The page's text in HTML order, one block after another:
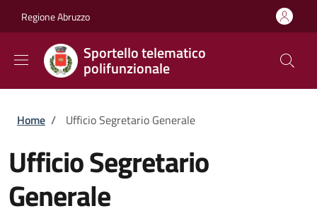
Regione Abruzzo
Sportello telematico
polifunzionale
Briciole di pane
Home / Ufficio Segretario Generale
Ufficio Segretario
Generale